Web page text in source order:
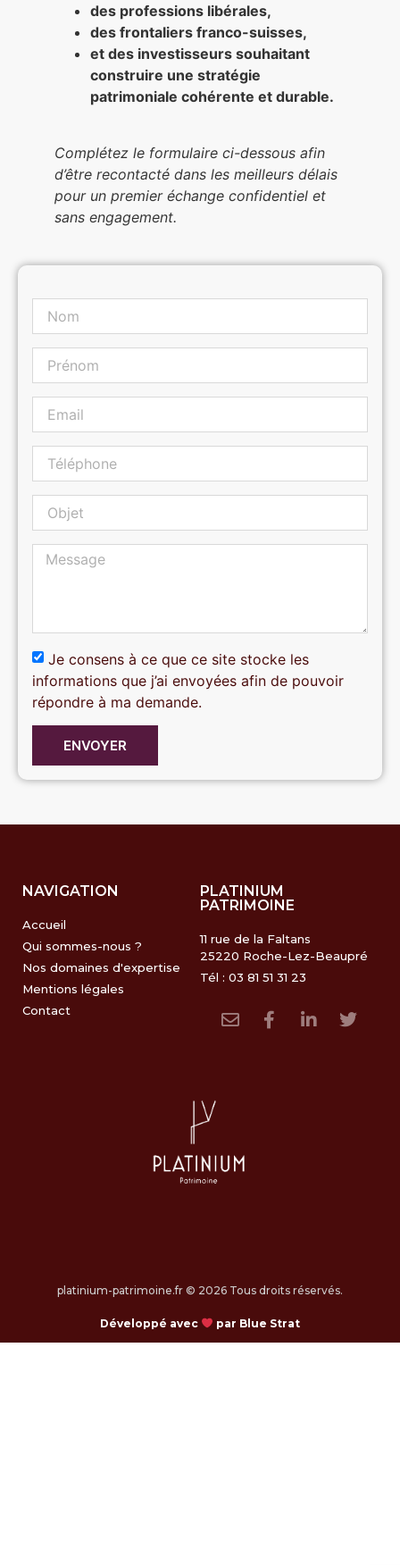
Je consens à ce que ce site stocke les
informations que j’ai envoyées afin de pouvoir
répondre à ma demande.
ENVOYER
des professions libérales,
des frontaliers franco-suisses,
et des investisseurs souhaitant
construire une stratégie
patrimoniale cohérente et durable.
Complétez le formulaire ci-dessous afin
d’être recontacté dans les meilleurs délais
pour un premier échange confidentiel et
sans engagement.
PLATINIUM
PATRIMOINE
11 rue de la Faltans
25220 Roche-Lez-Beaupré
Tél : 03 81 51 31 23
NAVIGATION
Accueil
Qui sommes-nous ?
Nos domaines d'expertise
Mentions légales
Contact
platinium-patrimoine.fr © 2026 Tous droits réservés.
Développé avec par Blue Strat